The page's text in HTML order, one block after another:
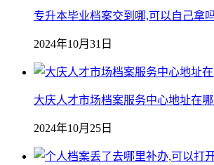
专升本毕业档案交到哪,可以自己拿
2024年10月31日
大庆人才市场档案服务中心地址在
2024年10月25日